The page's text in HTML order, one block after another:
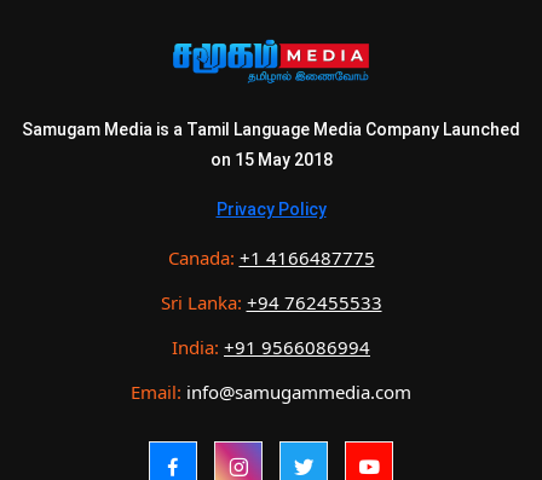
Samugam Media is a Tamil Language Media Company Launched
on 15 May 2018
Privacy Policy
Canada: +1 4166487775
Sri Lanka: +94 762455533
India: +91 9566086994
Email: info@samugammedia.com